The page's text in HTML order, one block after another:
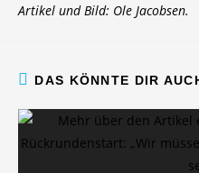
Artikel und Bild: Ole Jacobsen.
DAS KÖNNTE DIR